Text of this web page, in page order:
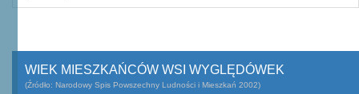
WIEK MIESZKAŃCÓW WSI WYGLĘDÓWEK
(Źródło: Narodowy Spis Powszechny Ludności i Mieszkań 2002)